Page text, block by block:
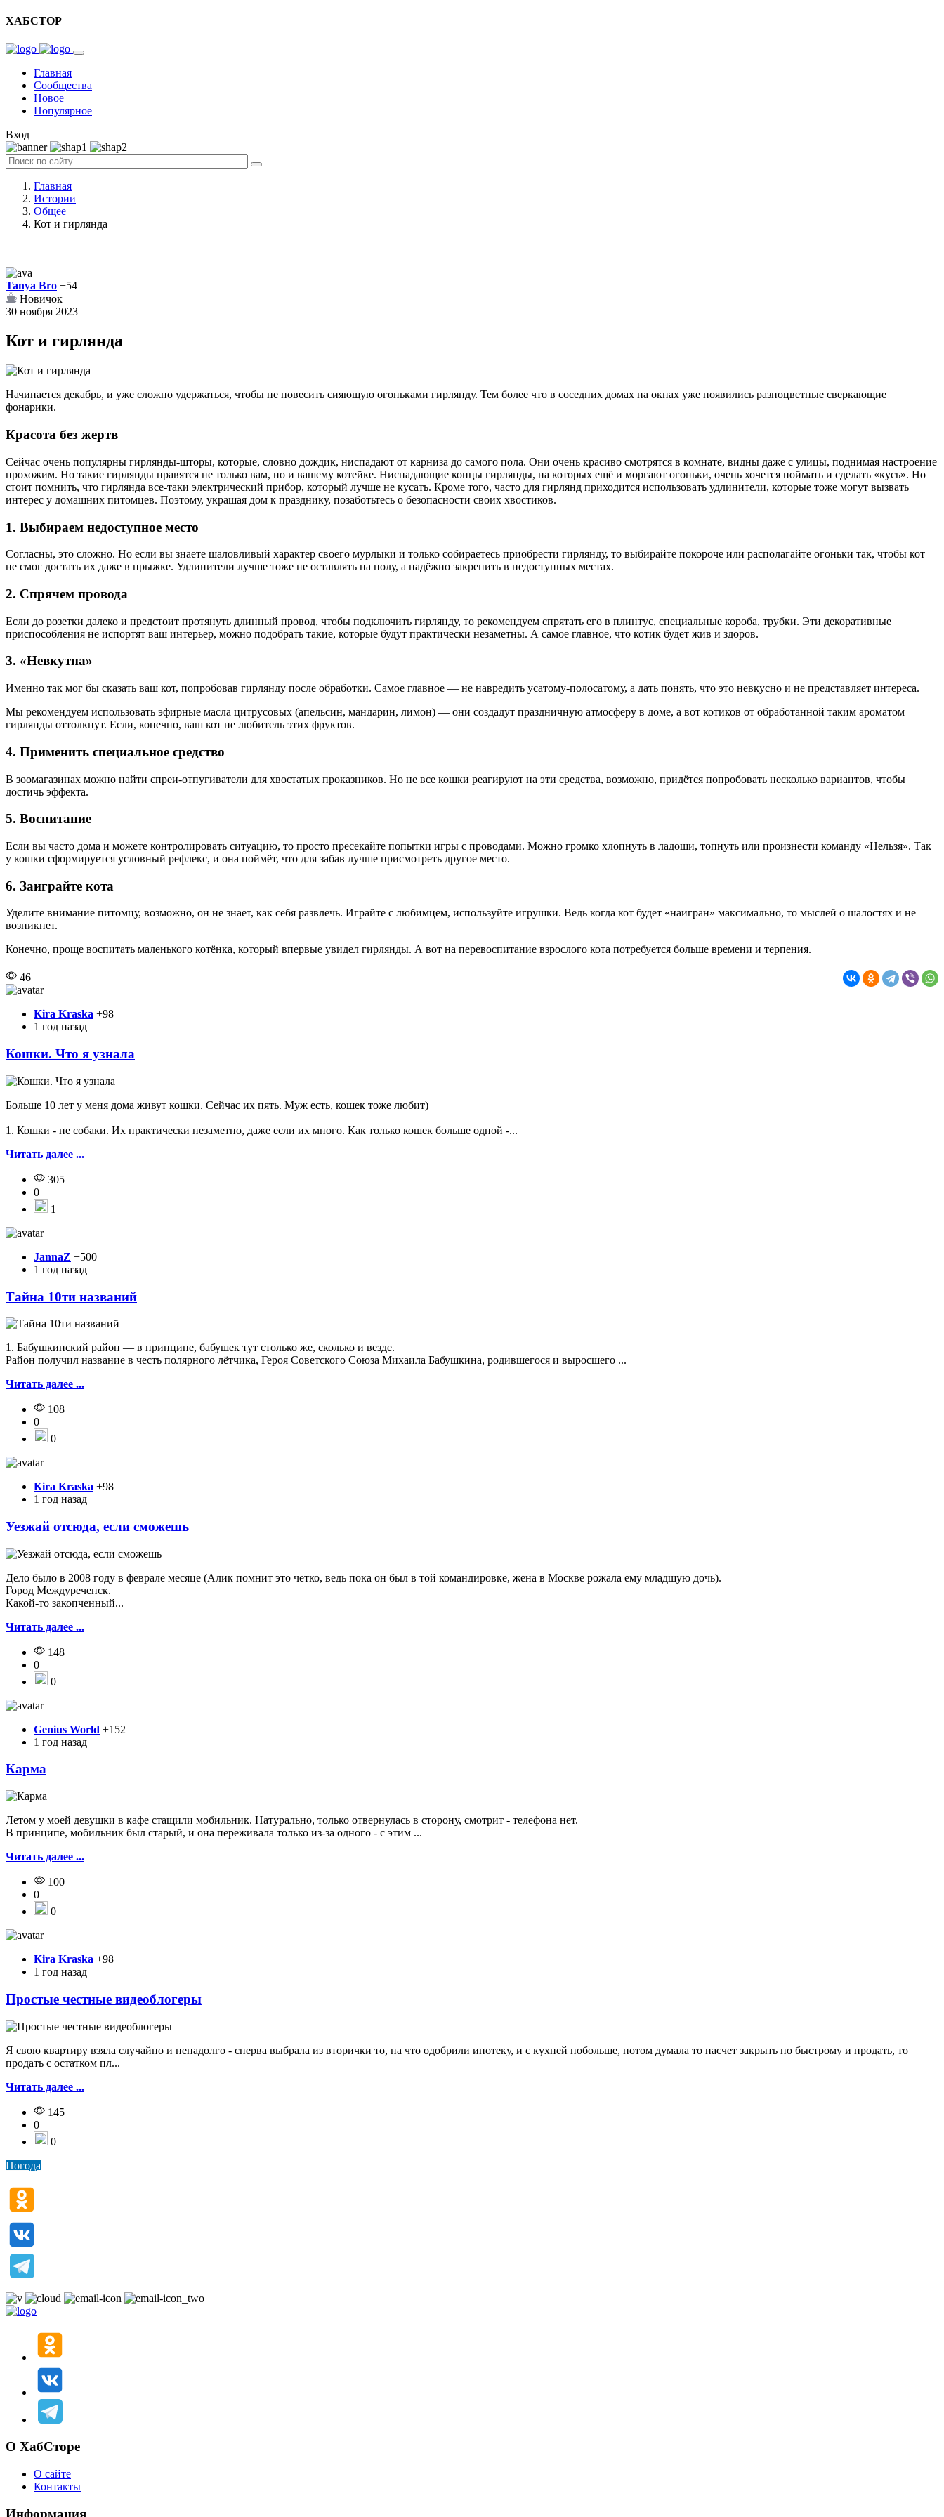
ХАБСТОР
Главная
Сообщества
Новое
Популярное
Вход
Главная
Истории
Общее
Кот и гирлянда
Tanya Bro +54
Новичок
30 ноября 2023
Кот и гирлянда
Начинается декабрь, и уже сложно удержаться, чтобы не повесить сияющую огоньками гирлянду. Тем более что в соседних домах на окнах уже появились разноцветные сверкающие
фонарики.
Красота без жертв
Сейчас очень популярны гирлянды-шторы, которые, словно дождик, ниспадают от карниза до самого пола. Они очень красиво смотрятся в комнате, видны даже с улицы, поднимая настроение
прохожим. Но такие гирлянды нравятся не только вам, но и вашему котейке. Ниспадающие концы гирлянды, на которых ещё и моргают огоньки, очень хочется поймать и сделать «кусь». Но
стоит помнить, что гирлянда все-таки электрический прибор, который лучше не кусать. Кроме того, часто для гирлянд приходится использовать удлинители, которые тоже могут вызвать
интерес у домашних питомцев. Поэтому, украшая дом к празднику, позаботьтесь о безопасности своих хвостиков.
1. Выбираем недоступное место
Согласны, это сложно. Но если вы знаете шаловливый характер своего мурлыки и только собираетесь приобрести гирлянду, то выбирайте покороче или располагайте огоньки так, чтобы кот
не смог достать их даже в прыжке. Удлинители лучше тоже не оставлять на полу, а надёжно закрепить в недоступных местах.
2. Спрячем провода
Если до розетки далеко и предстоит протянуть длинный провод, чтобы подключить гирлянду, то рекомендуем спрятать его в плинтус, специальные короба, трубки. Эти декоративные
приспособления не испортят ваш интерьер, можно подобрать такие, которые будут практически незаметны. А самое главное, что котик будет жив и здоров.
3. «Невкутна»
Именно так мог бы сказать ваш кот, попробовав гирлянду после обработки. Самое главное — не навредить усатому-полосатому, а дать понять, что это невкусно и не представляет интереса.
Мы рекомендуем использовать эфирные масла цитрусовых (апельсин, мандарин, лимон) — они создадут праздничную атмосферу в доме, а вот котиков от обработанной таким ароматом
гирлянды оттолкнут. Если, конечно, ваш кот не любитель этих фруктов.
4. Применить специальное средство
В зоомагазинах можно найти спреи-отпугиватели для хвостатых проказников. Но не все кошки реагируют на эти средства, возможно, придётся попробовать несколько вариантов, чтобы
достичь эффекта.
5. Воспитание
Если вы часто дома и можете контролировать ситуацию, то просто пресекайте попытки игры с проводами. Можно громко хлопнуть в ладоши, топнуть или произнести команду «Нельзя». Так
у кошки сформируется условный рефлекс, и она поймёт, что для забав лучше присмотреть другое место.
6. Заиграйте кота
Уделите внимание питомцу, возможно, он не знает, как себя развлечь. Играйте с любимцем, используйте игрушки. Ведь когда кот будет «наигран» максимально, то мыслей о шалостях и не
возникнет.
Конечно, проще воспитать маленького котёнка, который впервые увидел гирлянды. А вот на перевоспитание взрослого кота потребуется больше времени и терпения.
46
Kira Kraska +98
1 год назад
Кошки. Что я узнала
Больше 10 лет у меня дома живут кошки. Сейчас их пять. Муж есть, кошек тоже любит)
1. Кошки - не собаки. Их практически незаметно, даже если их много. Как только кошек больше одной -...
Читать далее ...
305
0
1
JannaZ +500
1 год назад
Тайна 10ти названий
1. Бабушкинский район — в принципе, бабушек тут столько же, сколько и везде.
Район получил название в честь полярного лётчика, Героя Советского Союза Михаила Бабушкина, родившегося и выросшего ...
Читать далее ...
108
0
0
Kira Kraska +98
1 год назад
Уезжай отсюда, если сможешь
Дело было в 2008 году в феврале месяце (Алик помнит это четко, ведь пока он был в той командировке, жена в Москве рожала ему младшую дочь).
Город Междуреченск.
Какой-то закопченный...
Читать далее ...
148
0
0
Genius World +152
1 год назад
Карма
Летом у моей девушки в кафе стащили мобильник. Натурально, только отвернулась в сторону, смотрит - телефона нет.
В принципе, мобильник был старый, и она переживала только из-за одного - с этим ...
Читать далее ...
100
0
0
Kira Kraska +98
1 год назад
Простые честные видеоблогеры
Я свою квартиру взяла случайно и ненадолго - сперва выбрала из вторички то, на что одобрили ипотеку, и с кухней побольше, потом думала то насчет закрыть по быстрому и продать, то
продать с остатком пл...
Читать далее ...
145
0
0
Погода
О ХабСторе
О сайте
Контакты
Информация